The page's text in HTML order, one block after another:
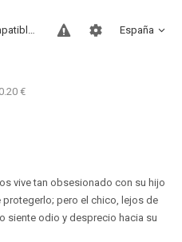
España
Sitios compatibles
€
vive tan obsesionado con su hijo
pero el chico, lejos de
siente odio y desprecio hacia su